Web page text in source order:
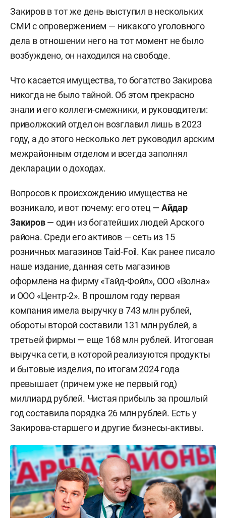
Закиров в тот же день выступил в нескольких
СМИ с опровержением — никакого уголовного
дела в отношении него на тот момент не было
возбуждено, он находился на свободе.
Что касается имущества, то богатство Закирова
никогда не было тайной. Об этом прекрасно
знали и его коллеги-смежники, и руководители:
приволжский отдел он возглавил лишь в 2023
году, а до этого несколько лет руководил арским
межрайонным отделом и всегда заполнял
декларации о доходах.
Вопросов к происхождению имущества не
возникало, и вот почему: его отец — Айдар
Закиров— один из богатейших людей Арского
района. Среди его активов — сеть из 15
розничных магазинов Taid-Foil. Как ранее писало
наше издание, данная сеть магазинов
оформлена на фирму «Тайд-Фойл», ООО «Волна»
и ООО «Центр-2». В прошлом году первая
компания имела выручку в 743 млн рублей,
обороты второй составили 131 млн рублей, а
третьей фирмы — еще 168 млн рублей. Итоговая
выручка сети, в которой реализуются продукты
и бытовые изделия, по итогам 2024 года
превышает (причем уже не первый год)
миллиард рублей. Чистая прибыль за прошлый
год составила порядка 26 млн рублей. Есть у
Закирова-старшего и другие бизнесы-активы.